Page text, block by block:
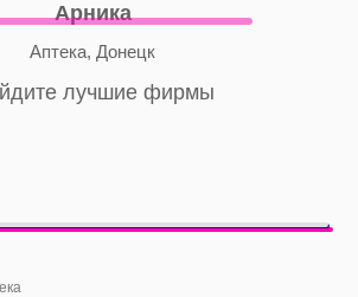
Арника
Аптека, Донецк
лучшие фирмы